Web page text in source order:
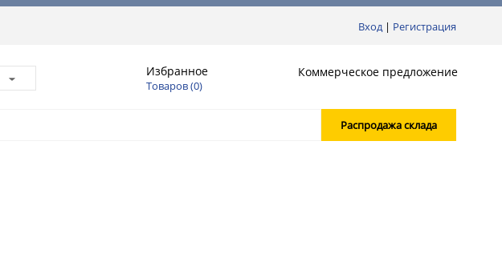
Вход| Регистрация
Избранное
Товаров (0)
Коммерческое предложение
Распродажа склада